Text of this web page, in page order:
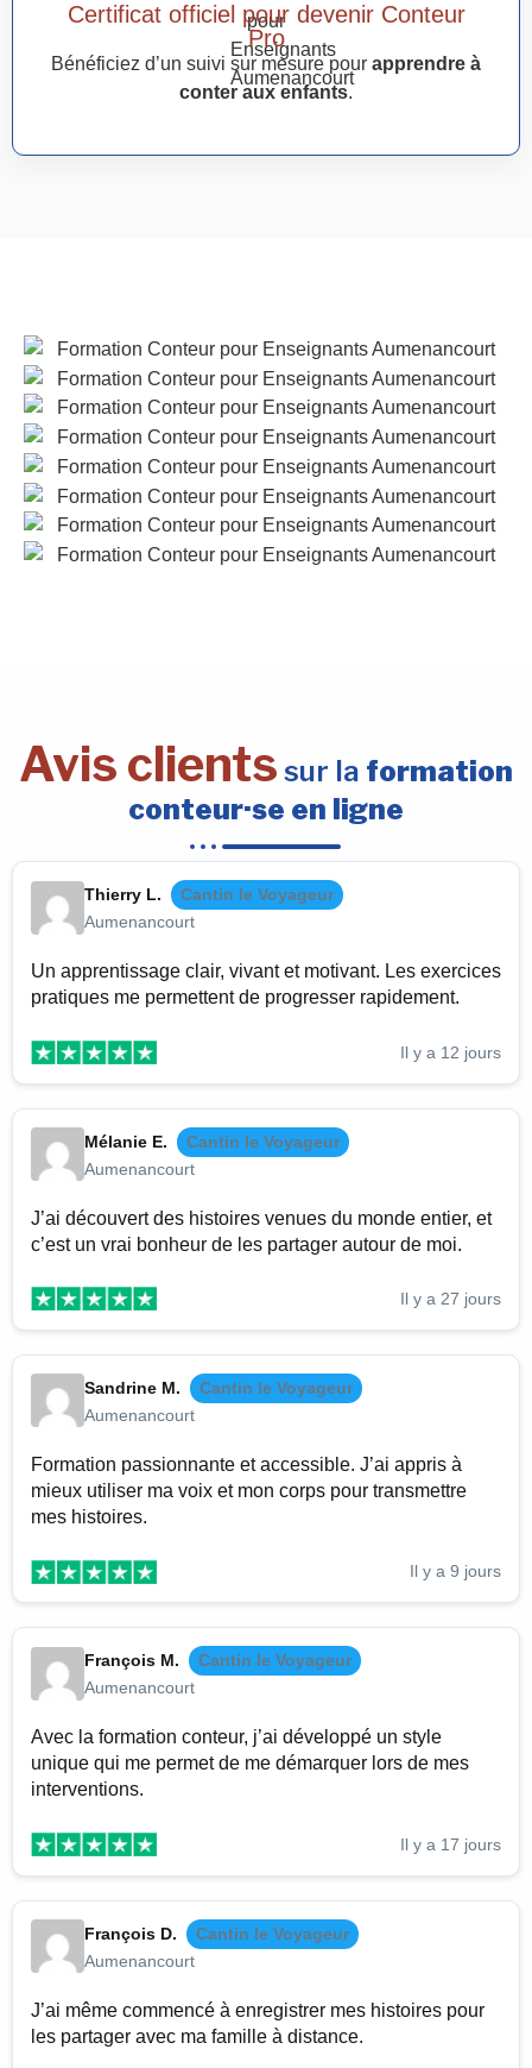
Certificat officiel pour devenir Conteur
Pro
Bénéficiez d’un suivi sur mesure pour apprendre à
conter aux enfants.
Avis clients sur la formation
conteur·se en ligne
Thierry L.
Cantin le Voyageur
Aumenancourt
Un apprentissage clair, vivant et motivant. Les exercices
pratiques me permettent de progresser rapidement.
Il y a 12 jours
Mélanie E.
Cantin le Voyageur
Aumenancourt
J’ai découvert des histoires venues du monde entier, et
c’est un vrai bonheur de les partager autour de moi.
Il y a 27 jours
Sandrine M.
Cantin le Voyageur
Aumenancourt
Formation passionnante et accessible. J’ai appris à
mieux utiliser ma voix et mon corps pour transmettre
mes histoires.
Il y a 9 jours
François M.
Cantin le Voyageur
Aumenancourt
Avec la formation conteur, j’ai développé un style
unique qui me permet de me démarquer lors de mes
interventions.
Il y a 17 jours
François D.
Cantin le Voyageur
Aumenancourt
J’ai même commencé à enregistrer mes histoires pour
les partager avec ma famille à distance.